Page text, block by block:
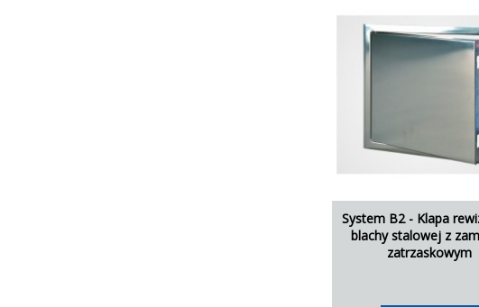
System B2 - Klapa
blachy stalowej z
zatrzaskowym